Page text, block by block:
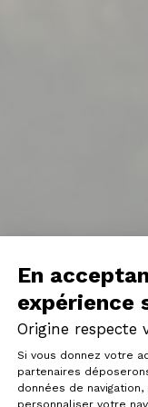
En
expérience
Origine respecte
Plateforme
Si vous donnez votre
partenaires
données de
personnaliser votre